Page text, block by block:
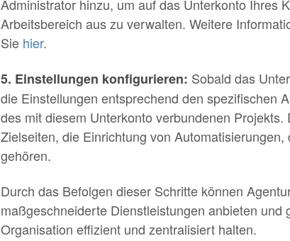
Administrator hinzu, um auf das Unterkonto Ihres
Arbeitsbereich aus zu verwalten. Weitere
Sie hier.
5. Einstellungen konfigurieren: Sobald das
die Einstellungen entsprechend den spezifischen
des mit diesem Unterkonto verbundenen
Zielseiten, die Einrichtung von
gehören.
Durch das Befolgen dieser Schritte können
maßgeschneiderte Dienstleistungen anbieten und
Organisation effizient und zentralisiert halten.